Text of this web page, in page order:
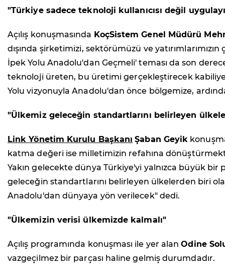
"Türkiye sadece teknoloji kullanıcısı değil
Açılış konuşmasında KoçSistem Genel Müdürü
dışında şirketimizi, sektörümüzü ve
İpek Yolu Anadolu'dan Geçmeli' teması da son
teknoloji üreten, bu üretimi gerçekleştirecek
Yolu vizyonuyla Anadolu'dan önce bölgemize,
"Ülkemiz geleceğin standartlarını belirleyen
Link Yönetim Kurulu Başkanı Şaban Geyik
katma değeri ise milletimizin refahına
Yakın gelecekte dünya Türkiye'yi yalnızca büyük
geleceğin standartlarını belirleyen ülkelerden biri
Anadolu'dan dünyaya yön verilecek" dedi.
"Ülkemizin verisi ülkemizde kalmalı"
Açılış programında konuşması ile yer alanOdine
vazgeçilmez bir parçası haline gelmiş durumdadır.